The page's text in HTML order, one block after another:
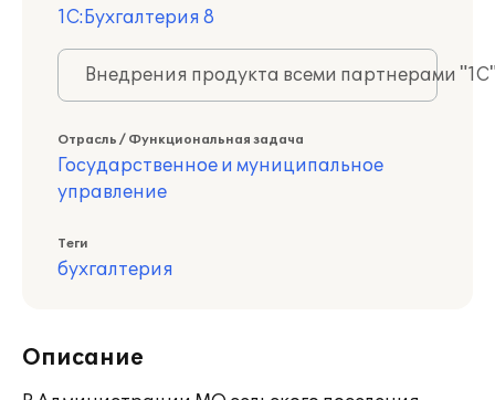
1С:Бухгалтерия 8
Внедрения продукта всеми партнерами
Отрасль / Функциональная задача
Государственное и муниципальное
управление
Теги
бухгалтерия
Описание